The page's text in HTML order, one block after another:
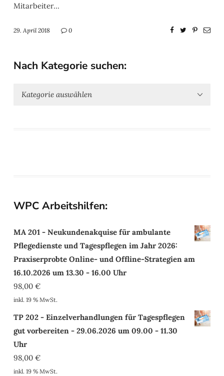
Mitarbeiter...
29. April 2018 0
Nach Kategorie suchen:
WPC Arbeitshilfen:
MA 201 - Neukundenakquise für ambulante
Pflegedienste und Tagespflegen im Jahr 2026:
Praxiserprobte Online- und Offline-Strategien am
16.10.2026 um 13.30 - 16.00 Uhr
98,00 €
inkl. 19 % MwSt.
TP 202 - Einzelverhandlungen für Tagespflegen
gut vorbereiten - 29.06.2026 um 09.00 - 11.30
Uhr
98,00 €
inkl. 19 % MwSt.